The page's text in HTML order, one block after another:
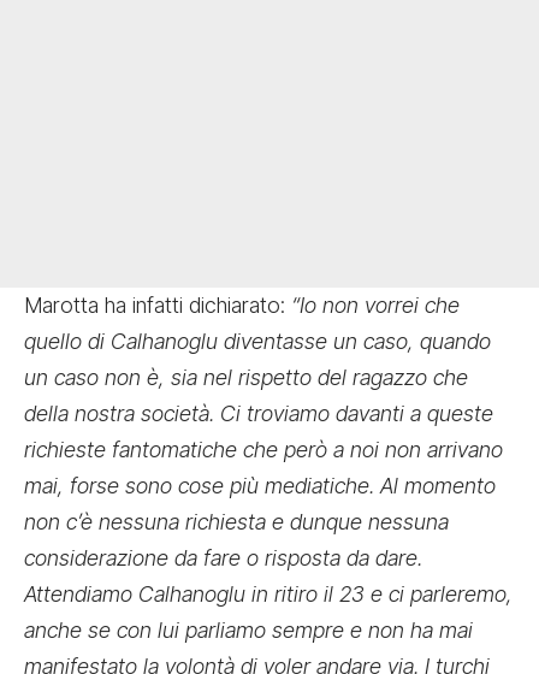
Marotta ha infatti dichiarato: “Io non vorrei che
quello di Calhanoglu diventasse un caso, quando
un caso non è, sia nel rispetto del ragazzo che
della nostra società. Ci troviamo davanti a queste
richieste fantomatiche che però a noi non arrivano
mai, forse sono cose più mediatiche. Al momento
non c’è nessuna richiesta e dunque nessuna
considerazione da fare o risposta da dare.
Attendiamo Calhanoglu in ritiro il 23 e ci parleremo,
anche se con lui parliamo sempre e non ha mai
manifestato la volontà di voler andare via. I turchi